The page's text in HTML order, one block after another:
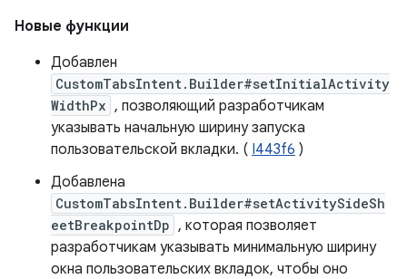
Новые функции
Добавлен
CustomTabsIntent.Builder#setInitialActivity
WidthPx , позволяющий разработчикам
указывать начальную ширину запуска
пользовательской вкладки. ( I443f6 )
Добавлена
CustomTabsIntent.Builder#setActivitySideSh
eetBreakpointDp , которая позволяет
разработчикам указывать минимальную ширину
окна пользовательских вкладок, чтобы оно